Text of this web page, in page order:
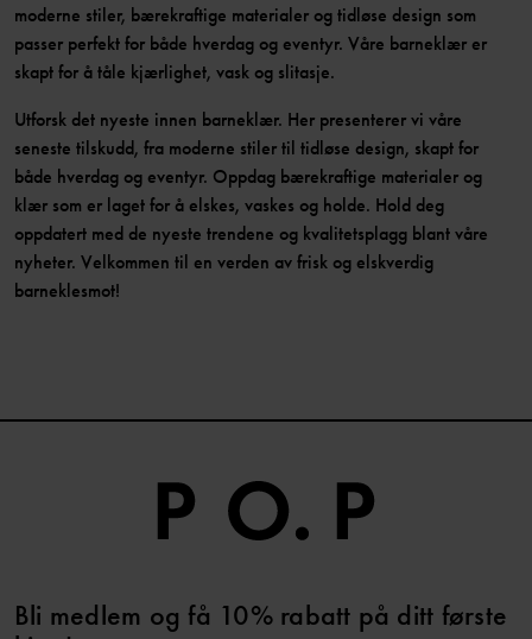
moderne stiler, bærekraftige materialer og tidløse design som
passer perfekt for både hverdag og eventyr. Våre barneklær er
skapt for å tåle kjærlighet, vask og slitasje.
Utforsk det nyeste innen barneklær. Her presenterer vi våre
seneste tilskudd, fra moderne stiler til tidløse design, skapt for
både hverdag og eventyr. Oppdag bærekraftige materialer og
klær som er laget for å elskes, vaskes og holde. Hold deg
oppdatert med de nyeste trendene og kvalitetsplagg blant våre
nyheter. Velkommen til en verden av frisk og elskverdig
barneklesmot!
Bli medlem og få 10% rabatt på ditt første